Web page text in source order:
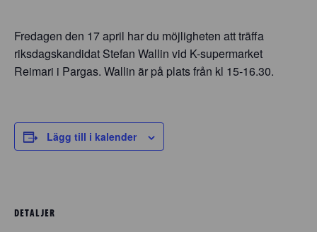
Fredagen den 17 april har du möjligheten att träffa
riksdagskandidat Stefan Wallin vid K-supermarket
Reimari i Pargas. Wallin är på plats från kl 15-16.30.
Lägg till i kalender
DETALJER